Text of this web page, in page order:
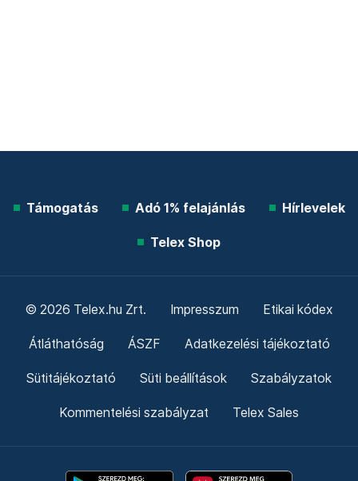
Támogatás Adó 1% felajánlás Hírlevelek
Telex Shop
© 2026 Telex.hu Zrt. Impresszum Etikai kódex
Átláthatóság ÁSZF Adatkezelési tájékoztató
Sütitájékoztató Süti beállítások Szabályzatok
Kommentelési szabályzat Telex Sales